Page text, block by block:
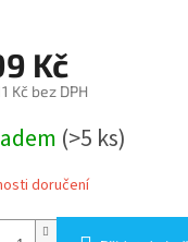
Kč
Kč bez DPH
(>5 ks)
doručení